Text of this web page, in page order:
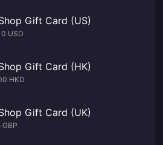
Gift Card (US)
USD
Gift Card (HK)
HKD
Gift Card (UK)
GBP